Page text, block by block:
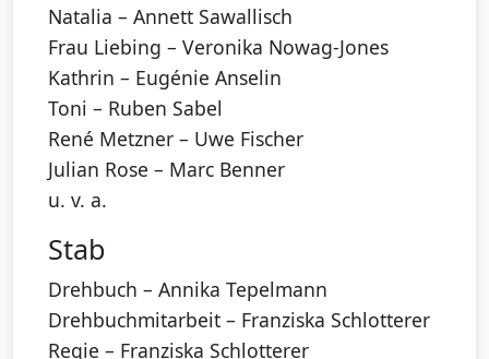
Natalia – Annett Sawallisch
Frau Liebing – Veronika Nowag-Jones
Kathrin – Eugénie Anselin
Toni – Ruben Sabel
René Metzner – Uwe Fischer
Julian Rose – Marc Benner
u. v. a.
Stab
Drehbuch – Annika Tepelmann
Drehbuchmitarbeit – Franziska Schlotterer
Regie – Franziska Schlotterer